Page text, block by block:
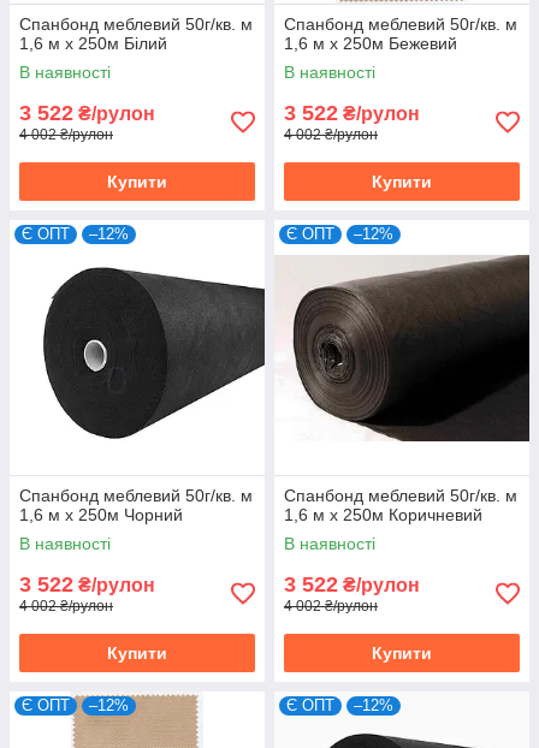
Спанбонд меблевий 50г/кв. м
1,6 м х 250м Білий
В наявності
3 522 ₴/рулон
4 002 ₴/рулон
Купити
Спанбонд меблевий 50г/кв. м
1,6 м х 250м Бежевий
В наявності
3 522 ₴/рулон
4 002 ₴/рулон
Купити
Є ОПТ –12%
Спанбонд меблевий 50г/кв. м
1,6 м х 250м Чорний
В наявності
3 522 ₴/рулон
4 002 ₴/рулон
Купити
Є ОПТ –12%
Спанбонд меблевий 50г/кв. м
1,6 м х 250м Коричневий
В наявності
3 522 ₴/рулон
4 002 ₴/рулон
Купити
Є ОПТ –12% Є ОПТ –12%